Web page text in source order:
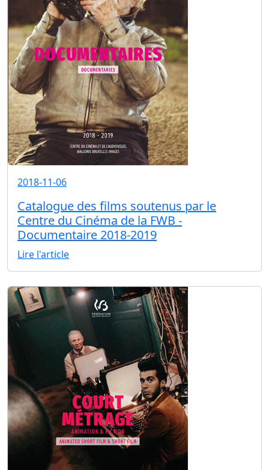
2018-11-06
Catalogue des films soutenus par le
Centre du Cinéma de la FWB -
Documentaire 2018-2019
Lire l'article